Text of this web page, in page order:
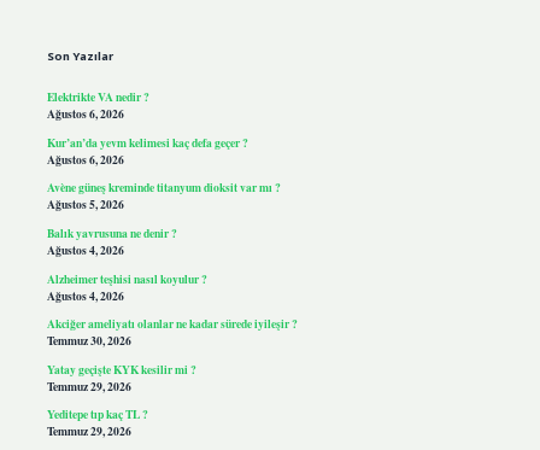
Son Yazılar
Elektrikte VA nedir ?
Ağustos 6, 2026
Kur’an’da yevm kelimesi kaç defa geçer ?
Ağustos 6, 2026
Avène güneş kreminde titanyum dioksit var mı ?
Ağustos 5, 2026
Balık yavrusuna ne denir ?
Ağustos 4, 2026
Alzheimer teşhisi nasıl koyulur ?
Ağustos 4, 2026
Akciğer ameliyatı olanlar ne kadar sürede iyileşir ?
Temmuz 30, 2026
Yatay geçişte KYK kesilir mi ?
Temmuz 29, 2026
Yeditepe tıp kaç TL ?
Temmuz 29, 2026